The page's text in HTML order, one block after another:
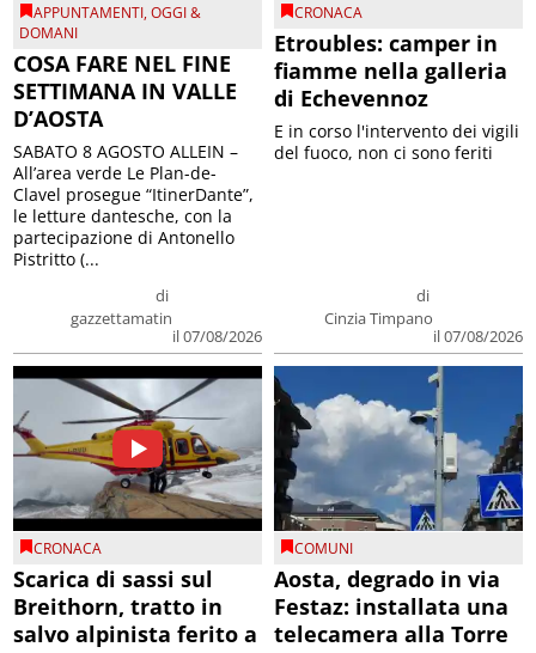
APPUNTAMENTI,OGGI &
DOMANI
COSA FARE NEL FINE
SETTIMANA IN VALLE
D’AOSTA
di
gazzettamatin
il 07/08/2026
SABATO 8 AGOSTO ALLEIN –
All’area verde Le Plan-de-
Clavel prosegue “ItinerDante”,
le letture dantesche, con la
partecipazione di Antonello
Pistritto (...
CRONACA
Etroubles: camper in
fiamme nella galleria
di Echevennoz
di
Cinzia Timpano
il 07/08/2026
E in corso l'intervento dei vigili
del fuoco, non ci sono feriti
CRONACA
Scarica di sassi sul
Breithorn, tratto in
salvo alpinista ferito a
COMUNI
Aosta, degrado in via
Festaz: installata una
telecamera alla Torre